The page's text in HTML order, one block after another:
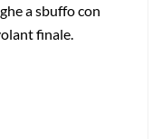
a sbuffo con
finale.